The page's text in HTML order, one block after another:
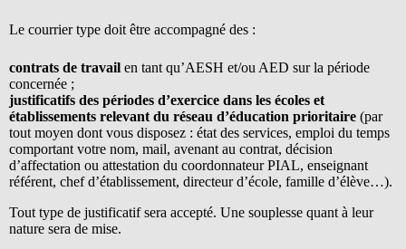
Le courrier type doit être accompagné des :
contrats de travail en tant qu’AESH et/ou AED sur la période
concernée ;
justificatifs des périodes d’exercice dans les écoles et
établissements relevant du réseau d’éducation prioritaire (par
tout moyen dont vous disposez : état des services, emploi du temps
comportant votre nom, mail, avenant au contrat, décision
d’affectation ou attestation du coordonnateur PIAL, enseignant
référent, chef d’établissement, directeur d’école, famille d’élève…).
Tout type de justificatif sera accepté. Une souplesse quant à leur
nature sera de mise.